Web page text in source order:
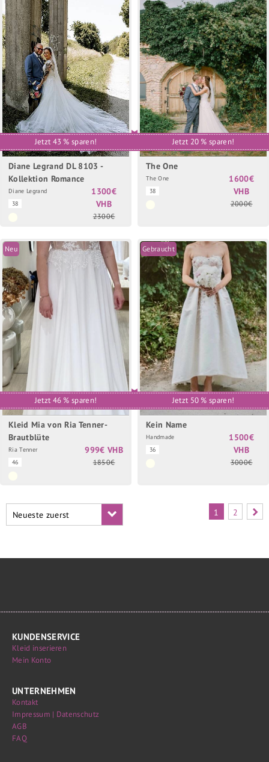
Jetzt 43 % sparen!
Diane Legrand DL 8103 -
Kollektion Romance
Diane Legrand
38
1300€
VHB
2300€
Jetzt 20 % sparen!
The One
The One
38
1600€
VHB
2000€
Neu
Jetzt 46 % sparen!
Kleid Mia von Ria Tenner-
Brautblüte
Ria Tenner
46
999€ VHB
1850€
Gebraucht
Jetzt 50 % sparen!
Kein Name
Handmade
36
1500€
VHB
3000€
Neueste zuerst 1 2
KUNDENSERVICE
Kleid inserieren
Mein Konto
UNTERNEHMEN
Kontakt
Impressum | Datenschutz
AGB
FAQ